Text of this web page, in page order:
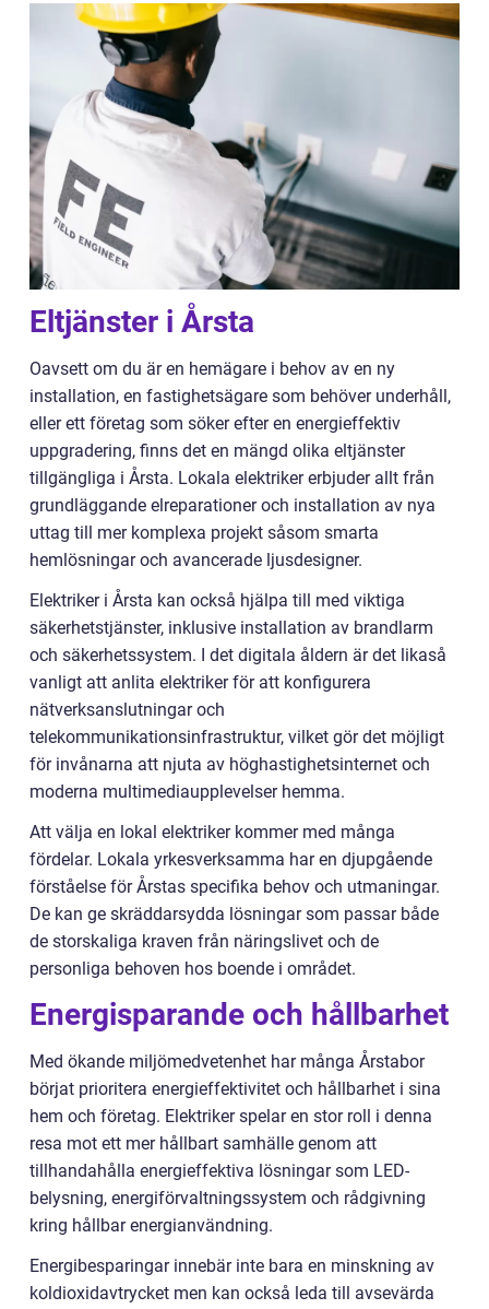
Eltjänster i Årsta
Oavsett om du är en hemägare i behov av en ny
installation, en fastighetsägare som behöver underhåll,
eller ett företag som söker efter en energieffektiv
uppgradering, finns det en mängd olika eltjänster
tillgängliga i Årsta. Lokala elektriker erbjuder allt från
grundläggande elreparationer och installation av nya
uttag till mer komplexa projekt såsom smarta
hemlösningar och avancerade ljusdesigner.
Elektriker i Årsta kan också hjälpa till med viktiga
säkerhetstjänster, inklusive installation av brandlarm
och säkerhetssystem. I det digitala åldern är det likaså
vanligt att anlita elektriker för att konfigurera
nätverksanslutningar och
telekommunikationsinfrastruktur, vilket gör det möjligt
för invånarna att njuta av höghastighetsinternet och
moderna multimediaupplevelser hemma.
Att välja en lokal elektriker kommer med många
fördelar. Lokala yrkesverksamma har en djupgående
förståelse för Årstas specifika behov och utmaningar.
De kan ge skräddarsydda lösningar som passar både
de storskaliga kraven från näringslivet och de
personliga behoven hos boende i området.
Energisparande och hållbarhet
Med ökande miljömedvetenhet har många Årstabor
börjat prioritera energieffektivitet och hållbarhet i sina
hem och företag. Elektriker spelar en stor roll i denna
resa mot ett mer hållbart samhälle genom att
tillhandahålla energieffektiva lösningar som LED-
belysning, energiförvaltningssystem och rådgivning
kring hållbar energianvändning.
Energibesparingar innebär inte bara en minskning av
koldioxidavtrycket men kan också leda till avsevärda